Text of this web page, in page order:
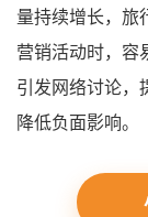
量持续增长，旅
营销活动时，容
引发网络讨论，
降低负面影响。
小